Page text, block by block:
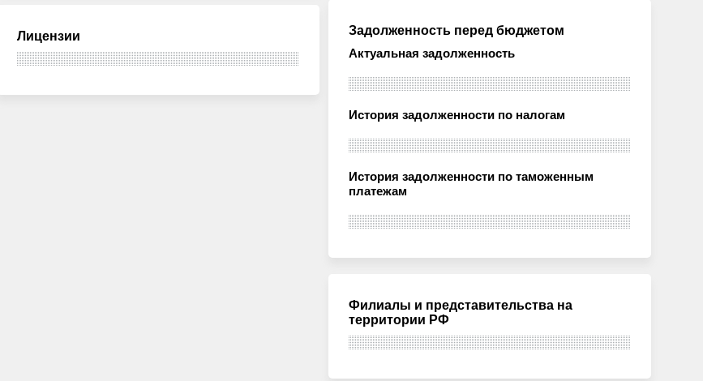
Лицензии Задолженность перед бюджетом
Актуальная задолженность
История задолженности по налогам
История задолженности по таможенным
платежам
Филиалы и представительства на
территории РФ